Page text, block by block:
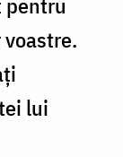
lui